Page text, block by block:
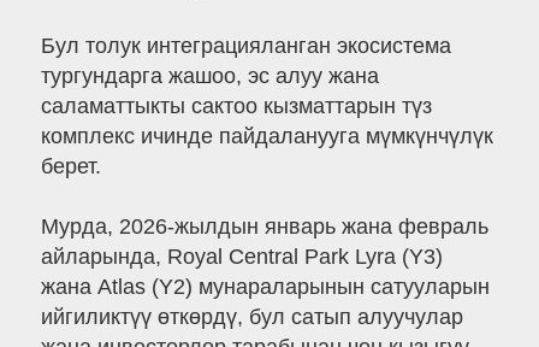
Бул толук интеграцияланган экосистема
тургундарга жашоо, эс алуу жана
саламаттыкты сактоо кызматтарын түз
комплекс ичинде пайдаланууга мүмкүнчүлүк
берет.
Мурда, 2026-жылдын январь жана февраль
айларында, Royal Central Park Lyra (Y3)
жана Atlas (Y2) мунараларынын сатууларын
ийгиликтүү өткөрдү, бул сатып алуучулар